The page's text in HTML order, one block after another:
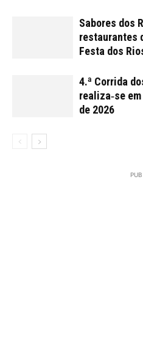
Sabores dos
restaurantes
Festa dos
4.ª Corrida
realiza‑se
de 2026
PUB